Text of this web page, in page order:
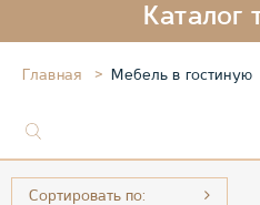
Каталог
Главная Мебель в гостиную
Сортировать по: